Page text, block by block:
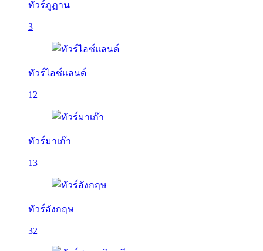
ทัวร์ภูฏาน
3
ทัวร์ไอซ์แลนด์
12
ทัวร์มาเก๊า
13
ทัวร์อังกฤษ
32